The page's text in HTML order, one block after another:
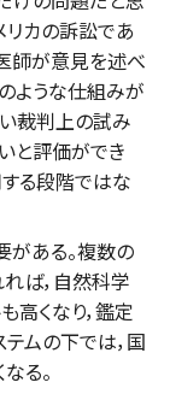
リカの訴訟であ
師が意見を述べ
ような仕組みが
い裁判上の試み
と評価ができ
る段階ではな
がある。複数の
ば，自然科学
高くなり，鑑定
ムの下では，国
る。